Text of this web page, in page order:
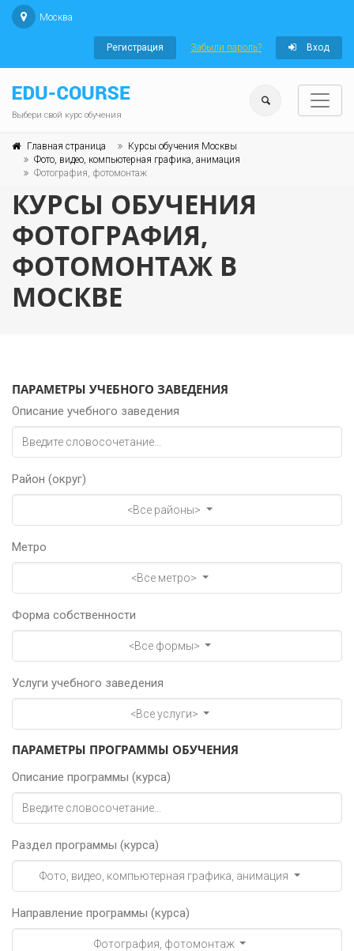
Москва
Регистрация Забыли пароль? Вход
Выбери свой курс обучения
Главная страница
Курсы обучения Москвы
Фото, видео, компьютерная графика, анимация
Фотография, фотомонтаж
КУРСЫ ОБУЧЕНИЯ
ФОТОГРАФИЯ,
ФОТОМОНТАЖ В
МОСКВЕ
ПАРАМЕТРЫ УЧЕБНОГО ЗАВЕДЕНИЯ
Описание учебного заведения
Район (округ)
<Все районы>
Метро
<Все метро>
Форма собственности
<Все формы>
Услуги учебного заведения
<Все услуги>
ПАРАМЕТРЫ ПРОГРАММЫ ОБУЧЕНИЯ
Описание программы (курса)
Раздел программы (курса)
Фото, видео, компьютерная графика, анимация
Направление программы (курса)
Фотография, фотомонтаж